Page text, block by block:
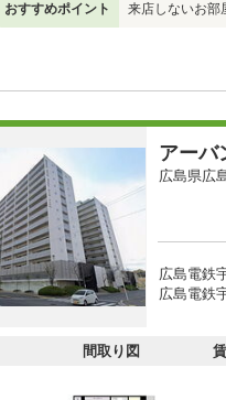
おすすめポイント 来店しないお部
アーバ
広島県広
広島電鉄
広島電鉄
間取り図